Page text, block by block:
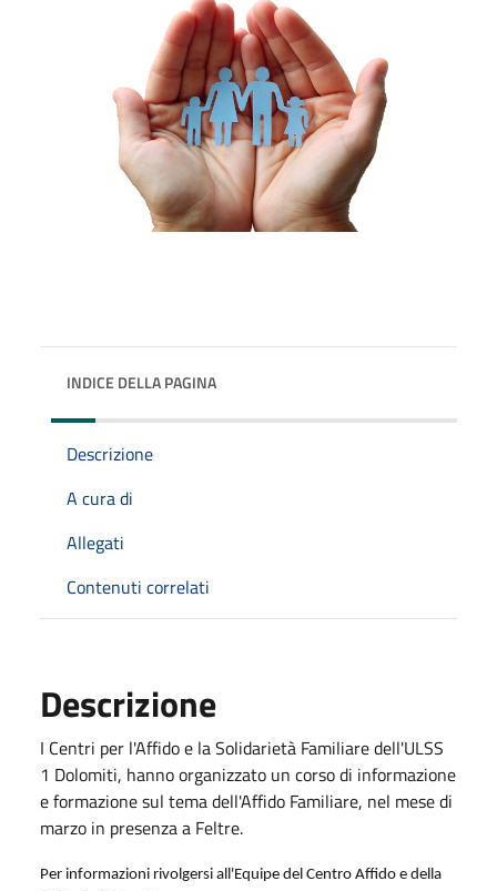
INDICE DELLA PAGINA
Descrizione
A cura di
Allegati
Contenuti correlati
Descrizione
I Centri per l'Affido e la Solidarietà Familiare dell'ULSS
1 Dolomiti, hanno organizzato un corso di informazione
e formazione sul tema dell'Affido Familiare, nel mese di
marzo in presenza a Feltre.
Per informazioni rivolgersi all'Equipe del Centro Affido e della